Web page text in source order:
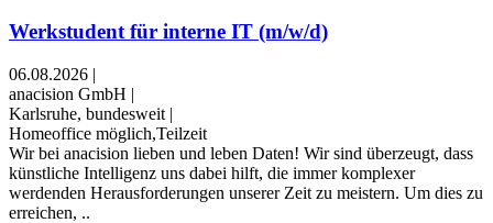
Werkstudent für interne IT (m/w/d)
06.08.2026 |
anacision GmbH |
Karlsruhe, bundesweit |
Homeoffice möglich,Teilzeit
Wir bei anacision lieben und leben Daten! Wir sind überzeugt, dass
künstliche Intelligenz uns dabei hilft, die immer komplexer
werdenden Herausforderungen unserer Zeit zu meistern. Um dies zu
erreichen, ..